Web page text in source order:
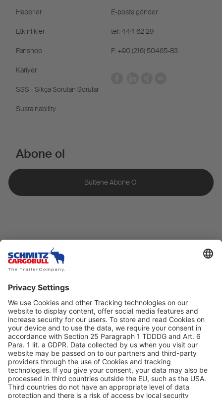
Haberler
Etkinlikler
Fanshop
Kariyer
SSS - Sıkça Sorulan Sorular
Sustainability
E-posta gönder
tel: 444 62 29
F: +90 (216) 50465-83
Abone ol